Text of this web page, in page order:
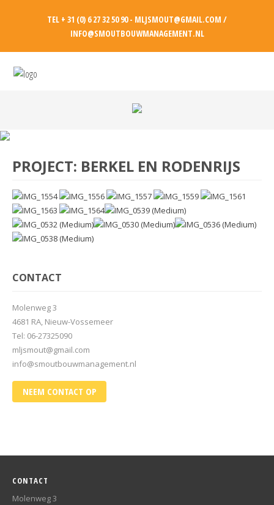
TEL + 31 (0) 6 27 32 50 90 - MLJSMOUT@GMAIL.COM /
INFO@SMOUTBOUWMANAGEMENT.NL
PROJECT: BERKEL EN RODENRIJS
CONTACT
Molenweg 3
4681 RA, Nieuw-Vossemeer
Tel: 06-27325090
mljsmout@gmail.com
info@smoutbouwmanagement.nl
NEEM CONTACT OP
CONTACT
Molenweg 3